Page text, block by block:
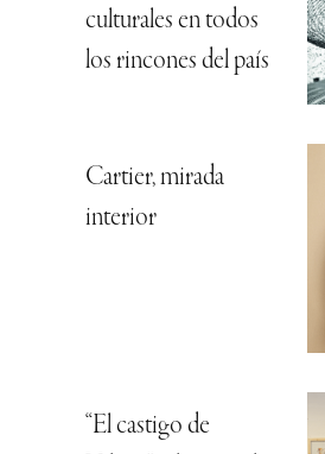
culturales en todos
los rincones del país
Cartier, mirada
interior
“El castigo de